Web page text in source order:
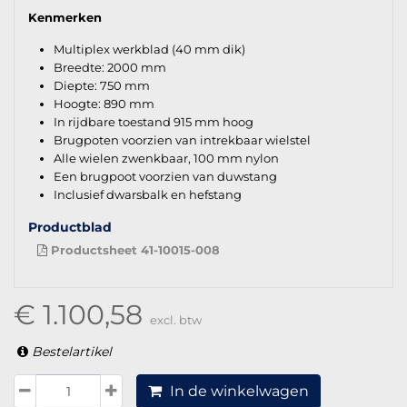
Kenmerken
Multiplex werkblad (40 mm dik)
Breedte: 2000 mm
Diepte: 750 mm
Hoogte: 890 mm
In rijdbare toestand 915 mm hoog
Brugpoten voorzien van intrekbaar wielstel
Alle wielen zwenkbaar, 100 mm nylon
Een brugpoot voorzien van duwstang
Inclusief dwarsbalk en hefstang
Productblad
Productsheet 41-10015-008
€ 1.100,58 excl. btw
Bestelartikel
In de winkelwagen